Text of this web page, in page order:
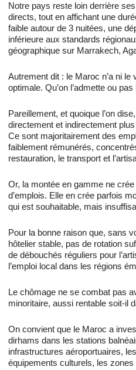
Notre pays reste loin derrière
directs, tout en affichant une
faible autour de 3 nuitées, une
inférieure aux standards
géographique sur Marrakech,
Autrement dit : le Maroc n’a ni
optimale. Qu’on l’admette ou pas
Pareillement, et quoique l’on
directement et indirectement
Ce sont majoritairement des
faiblement rémunérés,
restauration, le transport et
Or, la montée en gamme ne
d’emplois. Elle en crée parfois
qui est souhaitable, mais
Pour la bonne raison que, sans
hôtelier stable, pas de rotation
de débouchés réguliers pour
l’emploi local dans les régions
Le chômage ne se combat pas
minoritaire, aussi rentable soit-il
On convient que le Maroc a
dirhams dans les stations
infrastructures aéroportuaires,
équipements culturels, les